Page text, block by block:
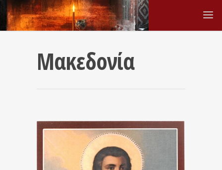
Μακεδονία